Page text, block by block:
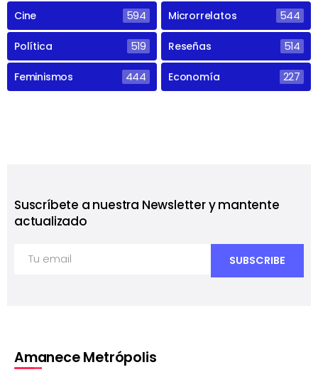
Cine 594 Microrrelatos 544
Política 519 Reseñas 514
Feminismos 444 Economía 227
Suscríbete a nuestra Newsletter y mantente
actualizado
Amanece Metrópolis